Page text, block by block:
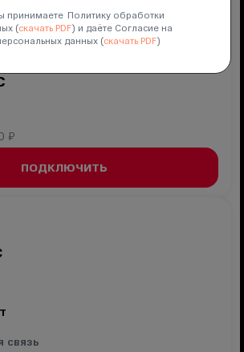
₽
ПОДКЛЮЧИТЬ
связь
принимаете Политику обработки
(скачать PDF) и даёте Согласие на
данных (скачать PDF)